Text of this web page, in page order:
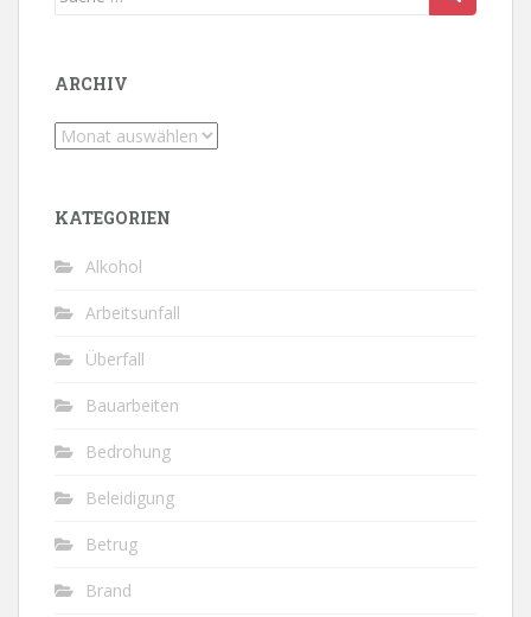
ARCHIV
Archiv
KATEGORIEN
Alkohol
Arbeitsunfall
Überfall
Bauarbeiten
Bedrohung
Beleidigung
Betrug
Brand